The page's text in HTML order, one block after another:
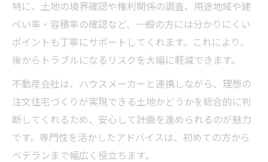
特に、土地の境界確認や権利関係の調査、用途地域や建
ぺい率・容積率の確認など、一般の方には分かりにくい
ポイントも丁寧にサポートしてくれます。これにより、
後からトラブルになるリスクを大幅に軽減できます。
不動産会社は、ハウスメーカーと連携しながら、理想の
注文住宅づくりが実現できる土地かどうかを総合的に判
断してくれるため、安心して計画を進められるのが魅力
です。専門性を活かしたアドバイスは、初めての方から
ベテランまで幅広く役立ちます。